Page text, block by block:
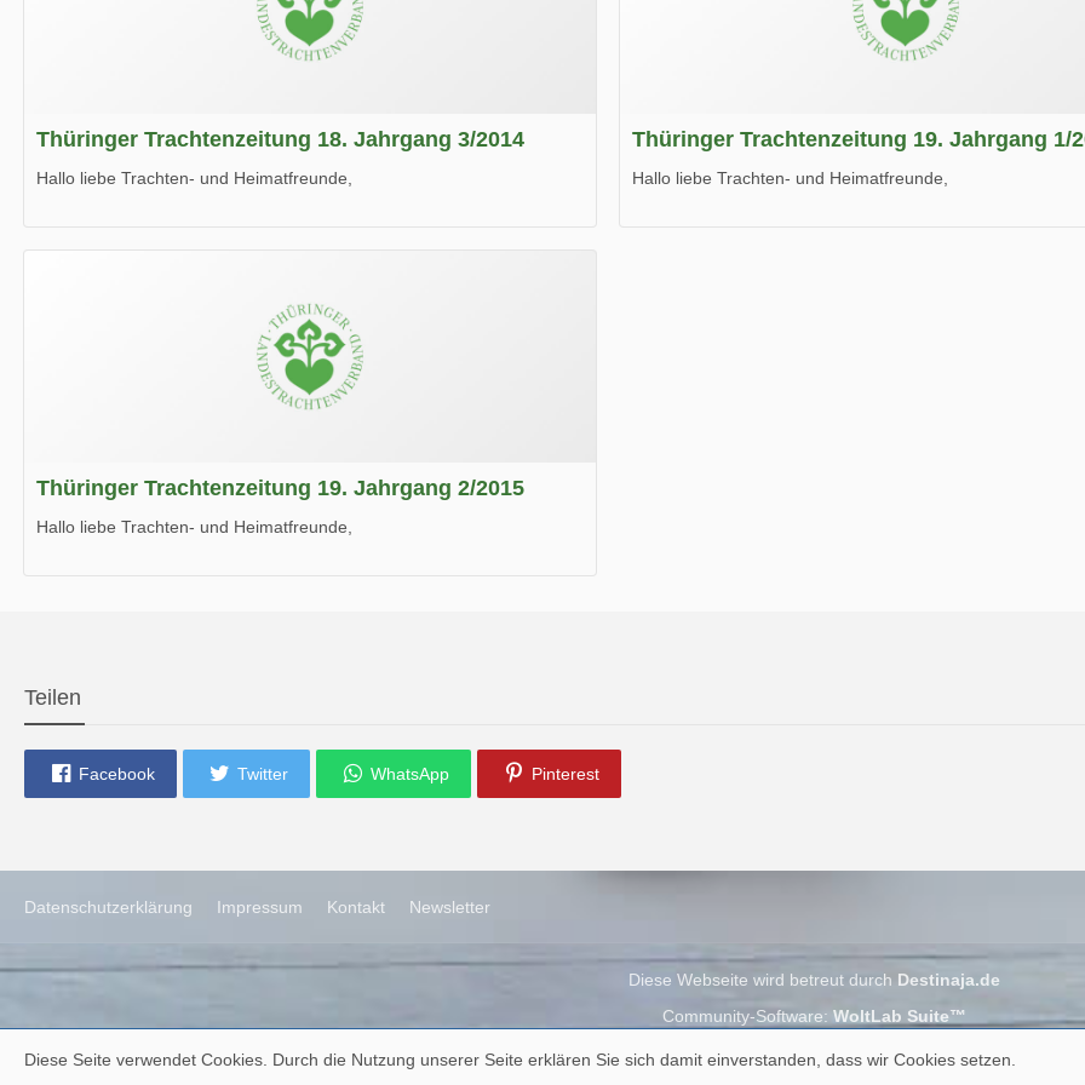
Thüringer Trachtenzeitung 18. Jahrgang 3/2014
Hallo liebe Trachten- und Heimatfreunde,
Wir wünschen Euch viel Spaß beim Lesen.
Thüringer Trachtenzeitung 19. Jahrgang 1/
Hallo liebe Trachten- und Heimatfreunde,
Thüringer Trachtenzeitung 19. Jahrgang 2/2015
Hallo liebe Trachten- und Heimatfreunde,
Teilen
Facebook Twitter WhatsApp Pinterest
Datenschutzerklärung Impressum Kontakt Newsletter
Diese Webseite wird betreut durch Destinaja.de
Community-Software: WoltLab Suite™
Diese Seite verwendet Cookies. Durch die Nutzung unserer Seite erklären Sie sich damit einverstanden, dass wir Cookies setzen.